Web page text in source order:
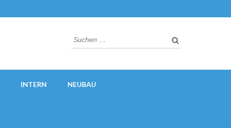
Suchen
nach:
INTERN NEUBAU